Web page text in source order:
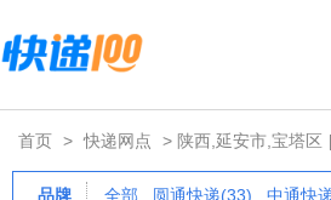
首页 > 快递网点 > 陕西,延安市,宝塔区
品牌 全部 圆通快递(33) 中通快